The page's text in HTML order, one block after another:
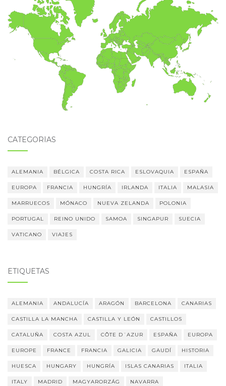
CATEGORÍAS
ALEMANIA BÉLGICA COSTA RICA ESLOVAQUIA ESPAÑA
EUROPA FRANCIA HUNGRÍA IRLANDA ITALIA MALASIA
MARRUECOS MÓNACO NUEVA ZELANDA POLONIA
PORTUGAL REINO UNIDO SAMOA SINGAPUR SUECIA
VATICANO VIAJES
ETIQUETAS
ALEMANIA ANDALUCÍA ARAGÓN BARCELONA CANARIAS
CASTILLA LA MANCHA CASTILLA Y LEÓN CASTILLOS
CATALUÑA COSTA AZUL CÔTE D´AZUR ESPAÑA EUROPA
EUROPE FRANCE FRANCIA GALICIA GAUDÍ HISTORIA
HUESCA HUNGARY HUNGRÍA ISLAS CANARIAS ITALIA
ITALY MADRID MAGYARORZÁG NAVARRA